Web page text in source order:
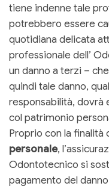
tiene indenne tale
potrebbero essere
quotidiana delicata
professionale dell’
un danno a terzi –
quindi tale danno,
responsabilità, dovrà
col patrimonio
Proprio con la finalità
personale,
Odontotecnico si
pagamento del